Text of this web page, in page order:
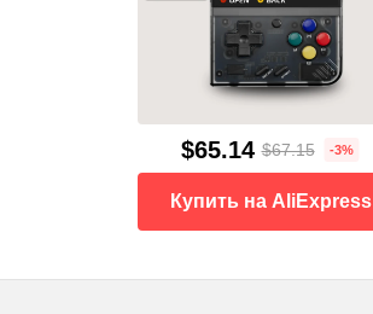
$65.14 $67.15 -3%
Купить на AliExpress